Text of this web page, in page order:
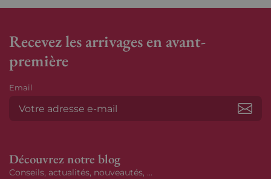
Recevez les arrivages en avant-
première
Email
Découvrez notre blog
Conseils, actualités, nouveautés, ...